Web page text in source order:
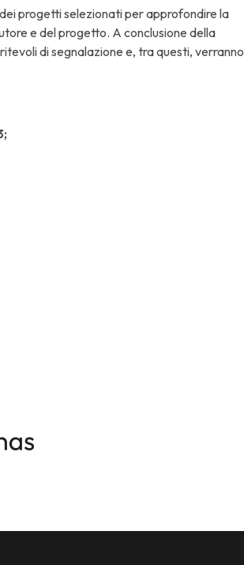
progetti selezionati per approfondire la
e del progetto. A conclusione della
di segnalazione e, tra questi, verranno
;